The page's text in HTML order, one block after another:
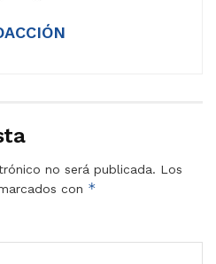
no será publicada. Los
con *